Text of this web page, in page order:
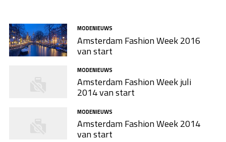
MODENIEUWS
Amsterdam Fashion Week 2016
van start
MODENIEUWS
Amsterdam Fashion Week juli
2014 van start
MODENIEUWS
Amsterdam Fashion Week 2014
van start